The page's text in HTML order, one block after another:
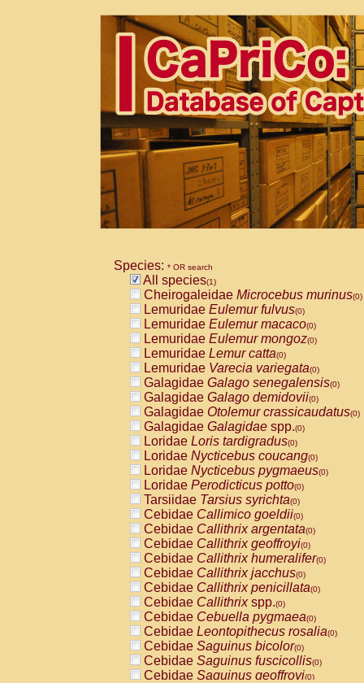
Species: * OR search
All species(1)
Cheirogaleidae Microcebus murinus(0)
Lemuridae Eulemur fulvus(0)
Lemuridae Eulemur macaco(0)
Lemuridae Eulemur mongoz(0)
Lemuridae Lemur catta(0)
Lemuridae Varecia variegata(0)
Galagidae Galago senegalensis(0)
Galagidae Galago demidovii(0)
Galagidae Otolemur crassicaudatus(0)
Galagidae Galagidae spp.(0)
Loridae Loris tardigradus(0)
Loridae Nycticebus coucang(0)
Loridae Nycticebus pygmaeus(0)
Loridae Perodicticus potto(0)
Tarsiidae Tarsius syrichta(0)
Cebidae Callimico goeldii(0)
Cebidae Callithrix argentata(0)
Cebidae Callithrix geoffroyi(0)
Cebidae Callithrix humeralifer(0)
Cebidae Callithrix jacchus(0)
Cebidae Callithrix penicillata(0)
Cebidae Callithrixspp.(0)
Cebidae Cebuella pygmaea(0)
Cebidae Leontopithecus rosalia(0)
Cebidae Saguinus bicolor(0)
Cebidae Saguinus fuscicollis(0)
Cebidae Saguinus geoffroyi(0)